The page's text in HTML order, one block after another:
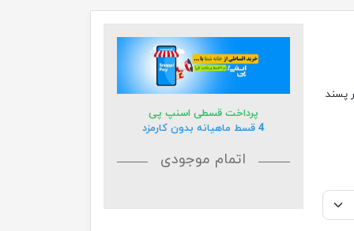
پرداخت قسطی اسنپ پی
4 قسط ماهیانه بدون کارمزد
اتمام موجودی